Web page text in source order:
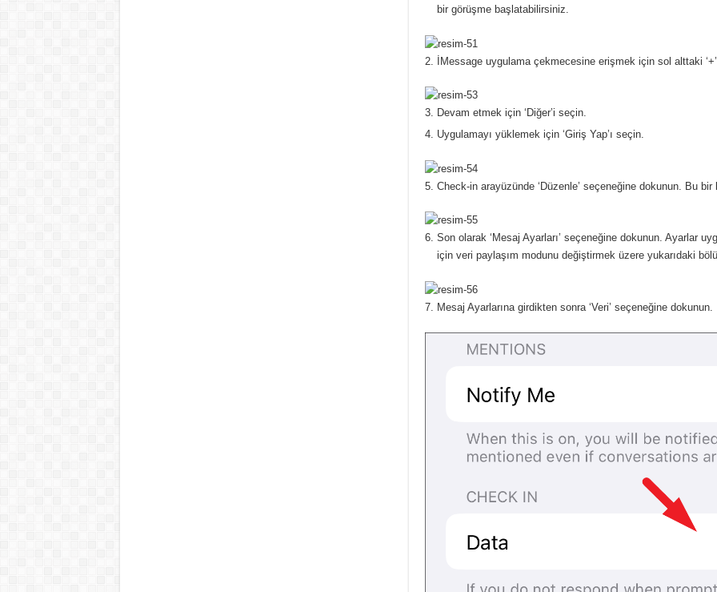
bir görüşme başlatabilirsiniz.
İMessage uygulama çekmecesine erişmek için sol alttaki
Devam etmek için ‘Diğer’i seçin.
Uygulamayı yüklemek için ‘Giriş Yap’ı seçin.
Check-in arayüzünde ‘Düzenle’ seçeneğine dokunun. Bu bir
Son olarak ‘Mesaj Ayarları’ seçeneğine dokunun. Ayarlar
için veri paylaşım modunu değiştirmek üzere yukarıdaki
Mesaj Ayarlarına girdikten sonra ‘Veri’ seçeneğine dokunun.